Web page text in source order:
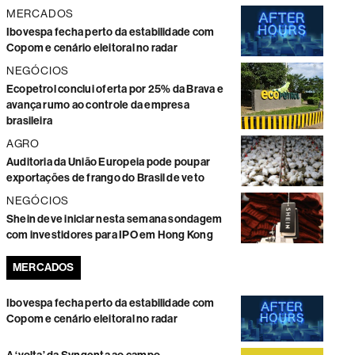
MERCADOS
Ibovespa fecha perto da estabilidade com
Copom e cenário eleitoral no radar
NEGÓCIOS
Ecopetrol conclui oferta por 25% da Brava e
avança rumo ao controle da empresa
brasileira
AGRO
Auditoria da União Europeia pode poupar
exportações de frango do Brasil de veto
NEGÓCIOS
Shein deve iniciar nesta semana sondagem
com investidores para IPO em Hong Kong
MERCADOS
Ibovespa fecha perto da estabilidade com
Copom e cenário eleitoral no radar